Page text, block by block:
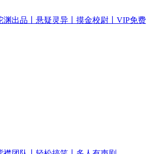
渊出品丨悬疑灵异丨摸金校尉丨VIP免费